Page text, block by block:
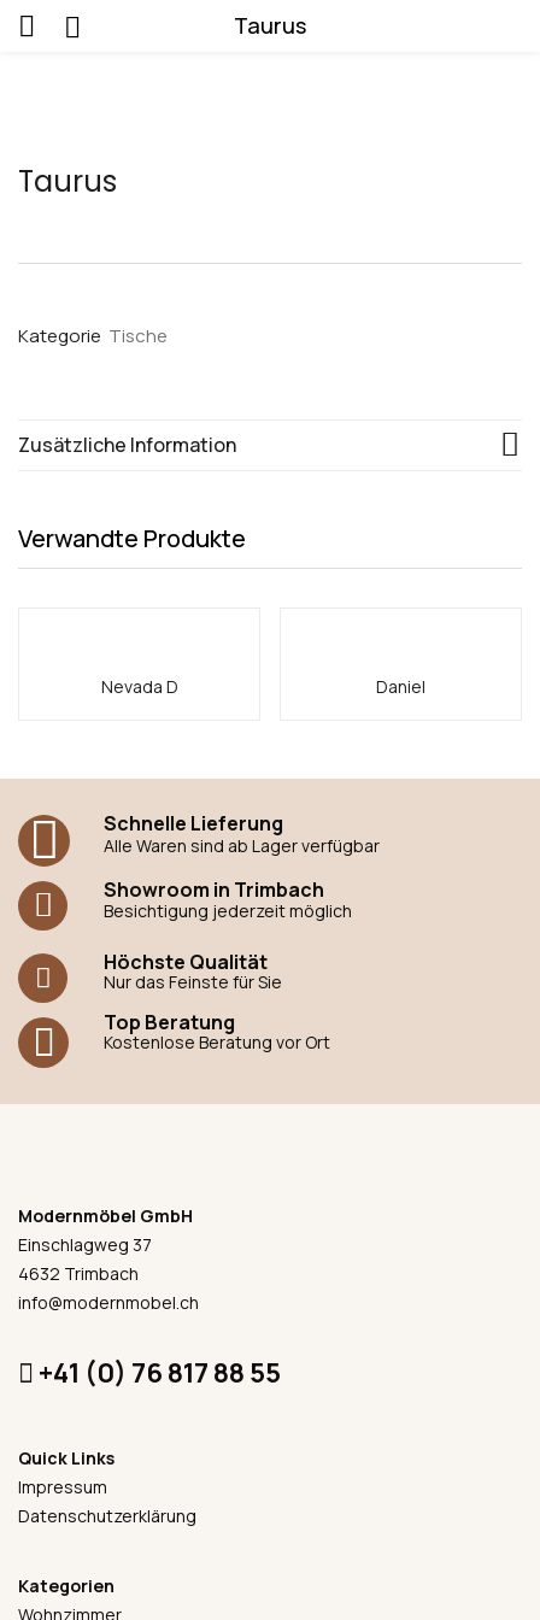
Taurus
Taurus
Kategorie Tische
Zusätzliche Information
Verwandte Produkte
Nevada D Daniel
Schnelle Lieferung
Alle Waren sind ab Lager verfügbar
Showroom in Trimbach
Besichtigung jederzeit möglich
Höchste Qualität
Nur das Feinste für Sie
Top Beratung
Kostenlose Beratung vor Ort
Modernmöbel GmbH
Einschlagweg 37
4632 Trimbach
info@modernmobel.ch
+41 (0) 76 817 88 55
Quick Links
Impressum
Datenschutzerklärung
Kategorien
Wohnzimmer